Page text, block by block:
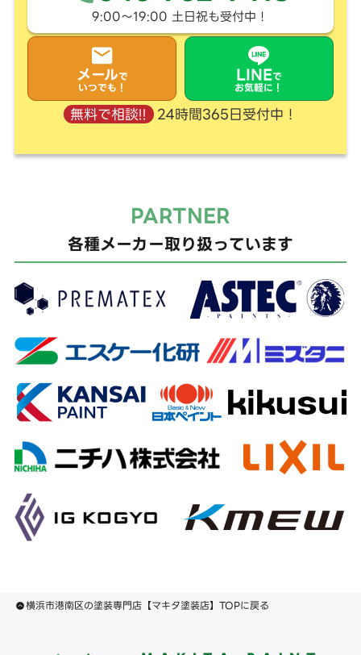
9:00〜19:00 土日祝も受付中！
メールで
いつでも！
LINEで
お気軽に！
無料で相談!! 24時間365日受付中！
PARTNER
各種メーカー取り扱っています
横浜市港南区の塗装専門店【マキタ塗装店】TOPに戻る